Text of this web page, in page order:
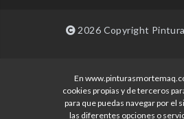
2026 Copyright
Desarrollado por
En
cookies propias y de terceros
para que puedas navegar por el
las diferentes opciones o